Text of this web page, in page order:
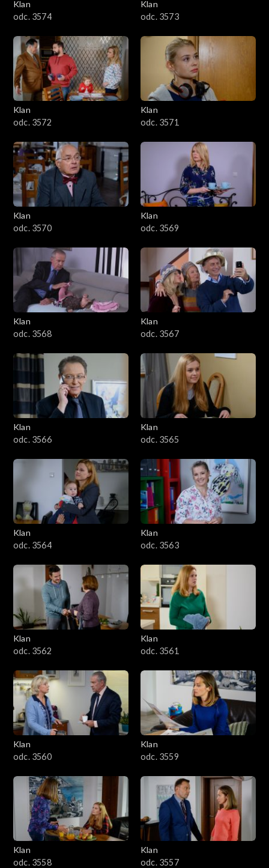
Klan
odc. 3574
Klan
odc. 3573
Klan
odc. 3572
Klan
odc. 3571
Klan
odc. 3570
Klan
odc. 3569
Klan
odc. 3568
Klan
odc. 3567
Klan
odc. 3566
Klan
odc. 3565
Klan
odc. 3564
Klan
odc. 3563
Klan
odc. 3562
Klan
odc. 3561
Klan
odc. 3560
Klan
odc. 3559
Klan
odc. 3558
Klan
odc. 3557